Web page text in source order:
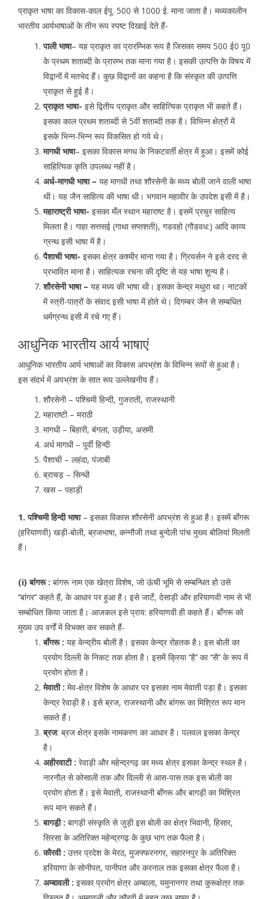
प्राकृत भाषा का विकास-काल ईपू. 500 से 1000 ई. माना जाता है। मध्यकालीन
भारतीय आर्यभाषाओं के तीन रूप स्पष्ट दिखाई देते हैं-
पाली भाषा– यह प्राकृत का प्रारम्भिक रूप है जिसका समय 500 ई0 पू0
के प्रथम शताब्दी के प्रारम्भ तक माना गया है। इसकी उत्पत्ति के विषय में
विद्वानों में मतभेद हैं। कुछ विद्वानों का कहना है कि संस्कृत की उत्पत्ति
प्राकृत से हुई है।
प्राकृत भाषा- इसे द्वितीय प्राकृत और साहित्यिक प्राकृत भी कहते हैं।
इसका काल प्रथम शताब्दी से 5वीं शताब्दी तक है। विभिन्न क्षेत्रों में
इसके भिन्न-भिन्न रूप विकसित हो गये थे।
मागधी भाषा– इसका विकास मगध के निकटवर्ती क्षेत्र में हुआ। इसमें कोई
साहित्यिक कृति उपलब्ध नहीं है।
अर्ध-मागधी भाषा – यह मागधी तथा शौरसेनी के मध्य बोली जाने वाली भाषा
थी। यह जैन साहित्य की भाषा थी। भगवान महावीर के उपदेश इसी में है।
महाराष्ट्री भाषा- इसका मँल स्थान महाराष्ट है। इसमें प्रचुर साहित्य
मिलता है। गाहा सत्तसई (गाथा सप्तशती), गडवहो (गौडवध:) आदि काव्य
ग्रन्थ इसी भाषा में है।
पैशाची भाषा- इसका क्षेत्र कश्मीर माना गया है। ग्रियर्सन ने इसे दरद से
प्रभावित माना है। साहित्यक रचना की दृष्टि से यह भाषा शून्य है।
शौरसेनी भाषा – यह मध्य की भाषा थी। इसका केन्द्र मथुरा था। नाटकों
में स्त्री-पात्रों के संवाद इसी भाषा में होते थे। दिगम्बर जैन से सम्बधित
धर्मग्रन्थ इसी में रचे गए हैं।
आधुनिक भारतीय आर्य भाषाएं
आधुनिक भारतीय आर्य भाषाओं का विकास अपभ्रंश के विभिन्न रूपों से हुआ है।
इस संदर्भ में अपभ्रंश के सात रूप उल्लेखनीय हैं।
शौरसेनी – पश्चिमी हिन्दी, गुजराती, राजस्थानी
महाराष्टी – मराठी
मागधी – बिहारी, बंगला, उड़ीया, असमी
अर्ध मागधी – पूर्वी हिन्दी
पैशाची – लहंदा, पंजाबी
ब्राचड़ – सिन्धी
खस – पहाड़ी
1. पश्चिमी हिन्दी भाषा– इसका विकास शौरसेनी अपभ्रंश से हुआ है। इसमें बाँगरू
(हरियाणवी) खड़ी-बोली, ब्रजभाषा, कन्नौजी तथा बुन्देली पांच मुख्य बोलियां मिलती
हैं।
(i) बांंगरू : बांगरू नाम एक खेत्रा विशेष, जो ऊंची भूमि से सम्बन्धित हो उसे
‘‘बांगर’’ कहते हैं, के आधार पर हुआ है। इसे जाटँ, देसाड़ी और हरियाणवी नाम से भी
सम्बोधित किया जाता है। आजकल इसे प्राय: हरियाणवी ही कहते हैं। बाँगरू को
मुख्य उप वर्गों में विभक्त कर सकते हैं-
बाँगरू : यह केन्द्रीय बोली है। इसका केन्द्र रोहतक है। इस बोली का
प्रयोग दिल्ली के निकट तक होता है। इसमें क्रिया ‘‘है’’ का ‘‘सै’’ के रूप में
प्रयोग होता है।
मेवाती : मेव-क्षेत्र विशेष के आधार पर इसका नाम मेवाती पड़ा है। इसका
केन्द्र रेवाड़ी है। इसे ब्रज, राजस्थानी और बांगरू का मिश्रित रूप मान
सकते हैं।
ब्रज: ब्रज क्षेत्र इसके नामकरण का आधार है। पलवल इसका केन्द्र
है।
अहीरवाटी : रेवाड़ी और महेन्द्रगढ़ का मध्य क्षेत्र इसका केन्द्र स्थल है।
नारनौल से कोसाली तक और दिल्ली से आस-पास तक इस बोली का
प्रयोग होता है। इसे मेवाती, राजस्थानी बाँगरू और बागड़ी का मिश्रित
रूप मान सकते हैं।
बागड़ी़ : बागड़ी संस्कृति से जुड़ी इस बोली का क्षेत्र भिवानी, हिसार,
सिरसा के अतिरिक्त महेन्द्रगढ़ के कुछ भाग तक फैला है।
कौरवी : उत्तर प्रदेश के मेरठ, मुजफ्फरनगर, सहारनपुर के अतिरिक्त
हरियाणा के सोनीपत, पानीपत और करनाल तक इसका क्षेत्र फैला है।
अम्बावली : इसका प्रयोग क्षेत्र अम्बाला, यमुनानगर तथा कुरूक्षेत्र तक